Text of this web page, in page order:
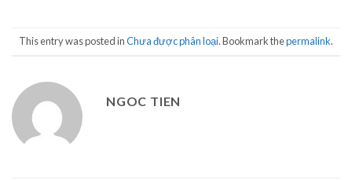
This entry was posted inChưa được phân loại. Bookmark thepermalink.
NGOC TIEN